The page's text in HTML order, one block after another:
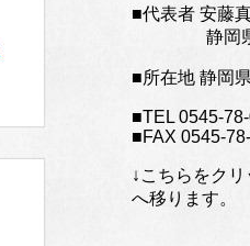
■代表者 安藤
静岡県行
■所在地 静岡
■TEL 0545-
■FAX 0545-
↓こちらをク
へ移りま